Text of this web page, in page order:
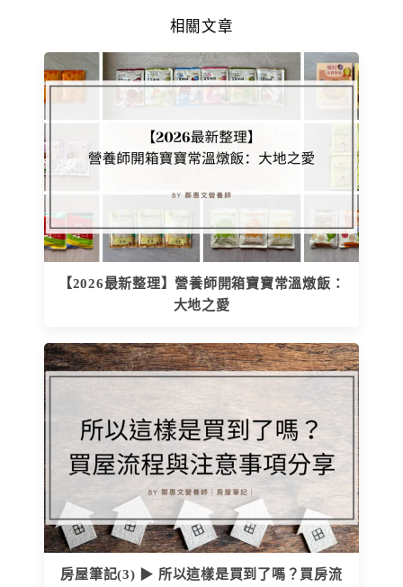
相關文章
【2026最新整理】營養師開箱寶寶常溫燉飯：
大地之愛
房屋筆記(3) ▶ 所以這樣是買到了嗎？買房流